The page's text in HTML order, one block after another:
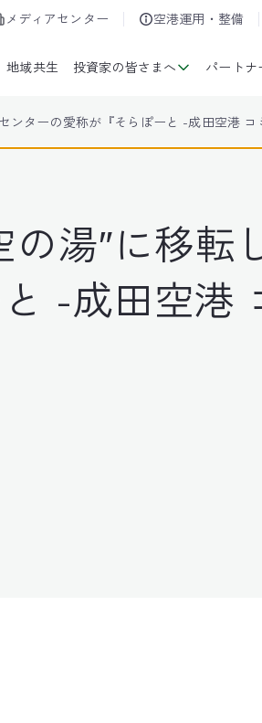
メディアセンター 空港運用・整備
地域共生 投資家の皆さまへ パートナ
ンターの愛称が『そらぽーと -成田空港
湯″に移転
-成田空港